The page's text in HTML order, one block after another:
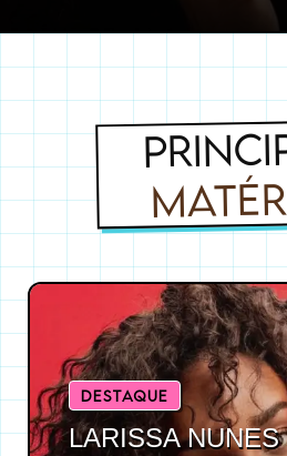
DESTAQUE
LARISSA